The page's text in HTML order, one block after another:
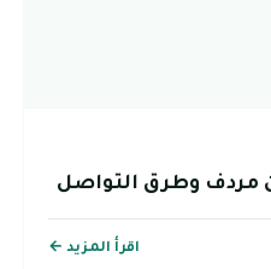
مردف وطرق التواصل
اقرأ المزيد ←